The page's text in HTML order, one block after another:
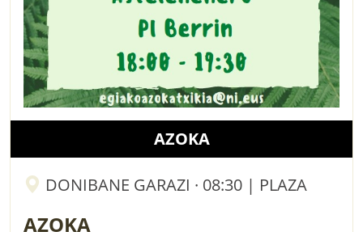
AZOKA
DONIBANE GARAZI · 08:30 | PLAZA
AZOKA